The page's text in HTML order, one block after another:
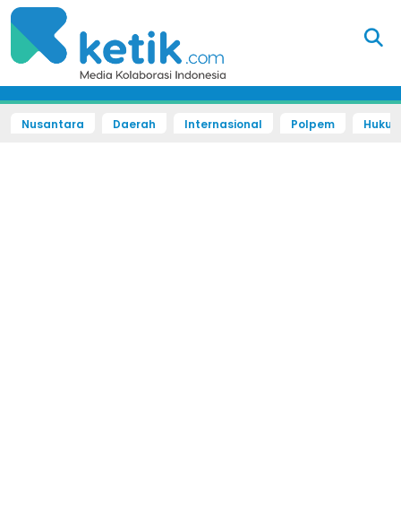
Nusantara Daerah Internasional Polpem